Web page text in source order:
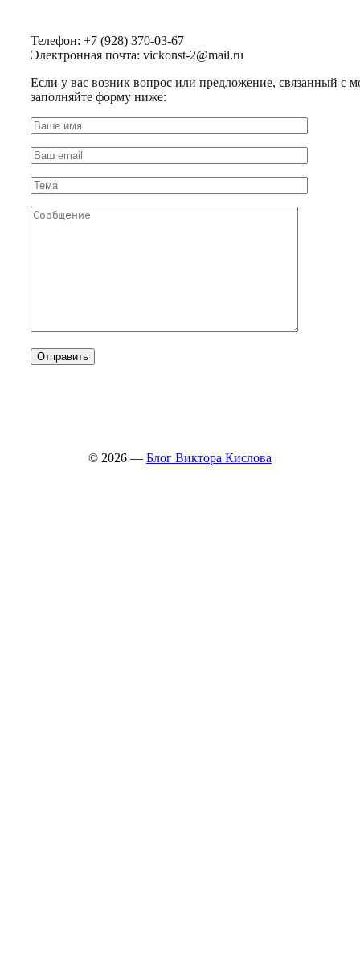
Телефон: +7 (928) 370-03-67
Электронная почта: vickonst-2@mail.ru
Если у вас возник вопрос или предложение, связанный с
заполняйте форму ниже:
© 2026 — Блог Виктора Кислова